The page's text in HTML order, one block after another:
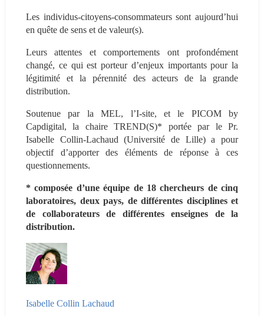
Les individus-citoyens-consommateurs sont aujourd’hui
en quête de sens et de valeur(s).
Leurs attentes et comportements ont profondément
changé, ce qui est porteur d’enjeux importants pour la
légitimité et la pérennité des acteurs de la grande
distribution.
Soutenue par la MEL, l’I-site, et le PICOM by
Capdigital, la chaire TREND(S)* portée par le Pr.
Isabelle Collin-Lachaud (Université de Lille) a pour
objectif d’apporter des éléments de réponse à ces
questionnements.
* composée d’une équipe de 18 chercheurs de cinq
laboratoires, deux pays, de différentes disciplines et
de collaborateurs de différentes enseignes de la
distribution.
Isabelle Collin Lachaud